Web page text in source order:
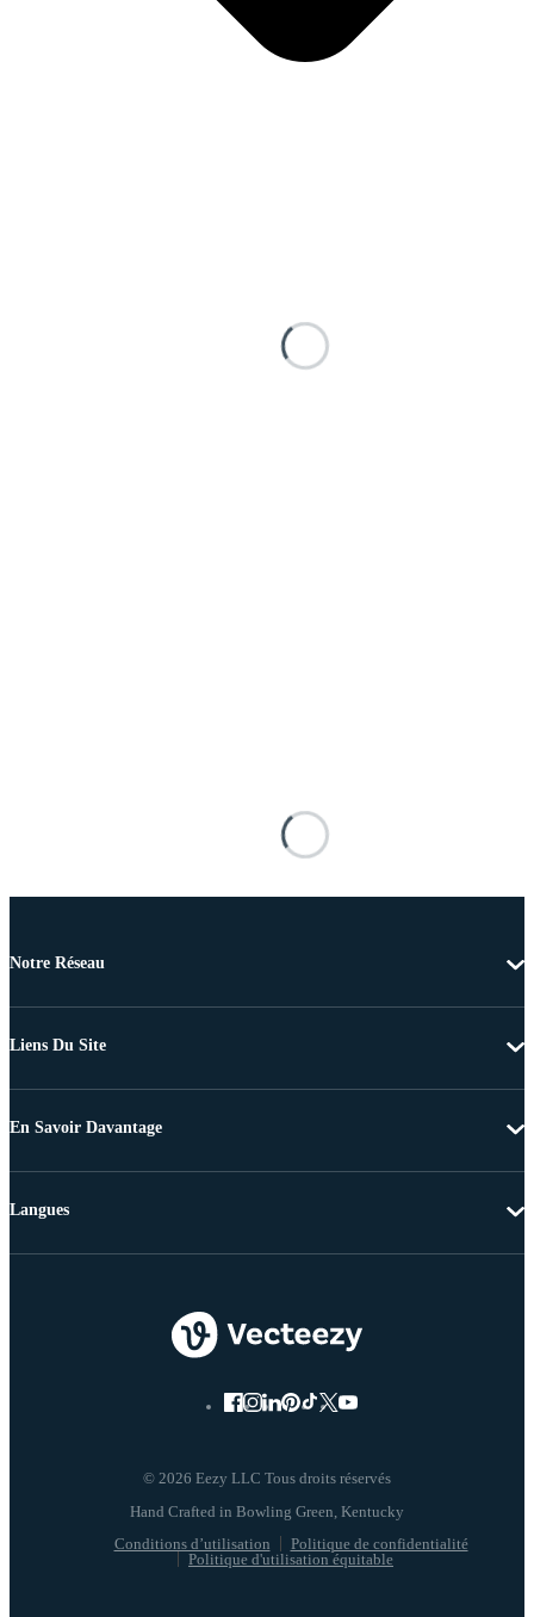
Notre Réseau
Liens Du Site
En Savoir Davantage
© 2026 Eezy LLC Tous droits réservés
Conditions d’utilisation
Politique de confidentialité
Politique d'utilisation équitable
Langues